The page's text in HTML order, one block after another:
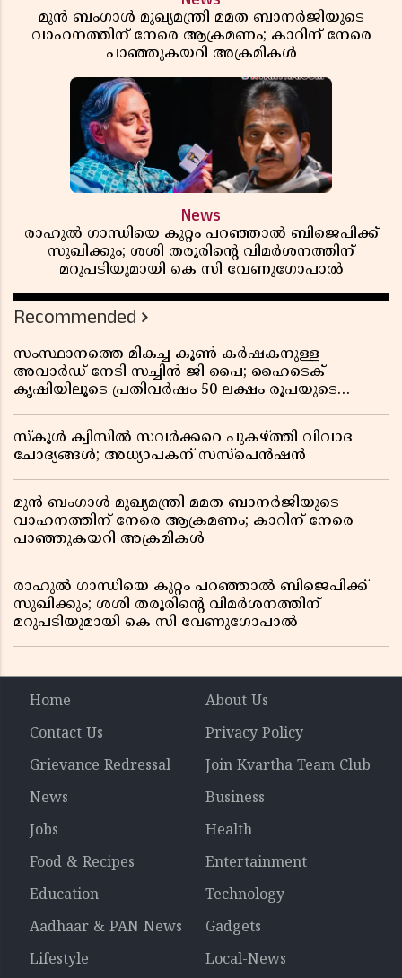
മുൻ ബംഗാൾ മുഖ്യമന്ത്രി മമത ബാനർജിയുടെ
വാഹനത്തിന് നേരെ ആക്രമണം; കാറിന് നേരെ
പാഞ്ഞുകയറി അക്രമികൾ
News
രാഹുൽ ഗാന്ധിയെ കുറ്റം പറഞ്ഞാൽ ബിജെപിക്ക്
സുഖിക്കും; ശശി തരൂരിന്റെ വിമർശനത്തിന്
മറുപടിയുമായി കെ സി വേണുഗോപാൽ
Recommended
സംസ്ഥാനത്തെ മികച്ച കൂൺ കർഷകനുള്ള
അവാർഡ് നേടി സച്ചിൻ ജി പൈ; ഹൈടെക്
കൃഷിയിലൂടെ പ്രതിവർഷം 50 ലക്ഷം രൂപയുടെ
സ്കൂൾ ക്വിസിൽ സവർക്കറെ പുകഴ്ത്തി വിവാദ
ചോദ്യങ്ങൾ; അധ്യാപകന് സസ്പെൻഷൻ
മുൻ ബംഗാൾ മുഖ്യമന്ത്രി മമത ബാനർജിയുടെ
വാഹനത്തിന് നേരെ ആക്രമണം; കാറിന് നേരെ
പാഞ്ഞുകയറി അക്രമികൾ
രാഹുൽ ഗാന്ധിയെ കുറ്റം പറഞ്ഞാൽ ബിജെപിക്ക്
സുഖിക്കും; ശശി തരൂരിന്റെ വിമർശനത്തിന്
മറുപടിയുമായി കെ സി വേണുഗോപാൽ
Home
About Us
Contact Us
Privacy Policy
Grievance Redressal
Join Kvartha Team Club
News
Business
Jobs
Health
Food & Recipes
Entertainment
Education
Technology
Aadhaar & PAN News
Gadgets
Lifestyle
Local-News